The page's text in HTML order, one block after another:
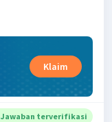
Klaim
Jawaban terverifikasi